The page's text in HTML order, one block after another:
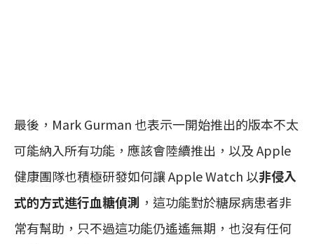
最後，Mark Gurman 也表示一開始推出的版本不太
可能納入所有功能，應該會陸續推出，以及 Apple
健康團隊也積極研發如何讓 Apple Watch 以非侵入
式的方式進行血糖偵測 ，這功能對於糖尿病患者非
常有幫助，只不過這功能仍遙遙無期，也沒有任何